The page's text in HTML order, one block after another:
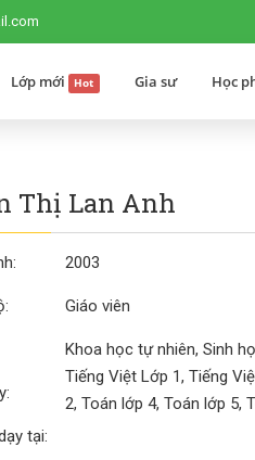
Lớp mới Hot Gia sư Học
Thị Lan Anh
tại:
2003
Giáo viên
Khoa học tự nhiên, Sinh
Tiếng Việt Lớp 1, Tiếng
2, Toán lớp 4, Toán lớp 5,